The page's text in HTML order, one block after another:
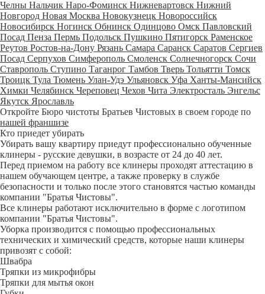
Челны Нальчик Наро-Фоминск Нижневартовск Нижний
Новгород Новая Москва Новокузнецк Новороссийск
Новосибирск Ногинск Обнинск Одинцово Омск Павловский
Посад Пенза Пермь Подольск Пушкино Пятигорск Раменское
Реутов Ростов-на-Дону Рязань Самара Саранск Саратов Сергиев
Посад Серпухов Симферополь Смоленск Солнечногорск Сочи
Ставрополь Ступино Таганрог Тамбов Тверь Тольятти Томск
Троицк Тула Тюмень Улан-Удэ Ульяновск Уфа Ханты-Мансийск
Химки Челябинск Череповец Чехов Чита Электросталь Энгельс
Якутск Ярославль
Откройте Бюро чистоты Братьев Чистовых в своем городе по
нашей франшизе
Кто приедет убирать
Убирать вашу квартиру приедут профессионально обученные
клинеры - русские девушки, в возрасте от 24 до 40 лет.
Перед приемом на работу все клинеры проходят аттестацию в
нашем обучающем центре, а также проверку в службе
безопасности и только после этого становятся частью команды
компании "Братья Чистовы".
Все клинеры работают исключительно в форме с логотипом
компании "Братья Чистовы".
Уборка производится с помощью профессиональных
технических и химический средств, которые наши клинеры
привозят с собой:
Швабра
Тряпки из микрофибры
Тряпки для мытья окон